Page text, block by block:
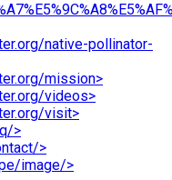
native-pollinator-
mission>
videos>
visit>
>
>
image/>